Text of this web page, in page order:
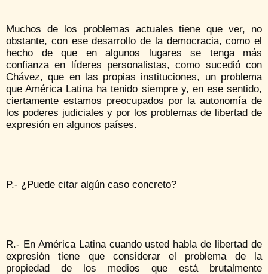
Muchos de los problemas actuales tiene que ver, no
obstante, con ese desarrollo de la democracia, como el
hecho de que en algunos lugares se tenga más
confianza en líderes personalistas, como sucedió con
Chávez, que en las propias instituciones, un problema
que América Latina ha tenido siempre y, en ese sentido,
ciertamente estamos preocupados por la autonomía de
los poderes judiciales y por los problemas de libertad de
expresión en algunos países.
P.- ¿Puede citar algún caso concreto?
R.- En América Latina cuando usted habla de libertad de
expresión tiene que considerar el problema de la
propiedad de los medios que está brutalmente